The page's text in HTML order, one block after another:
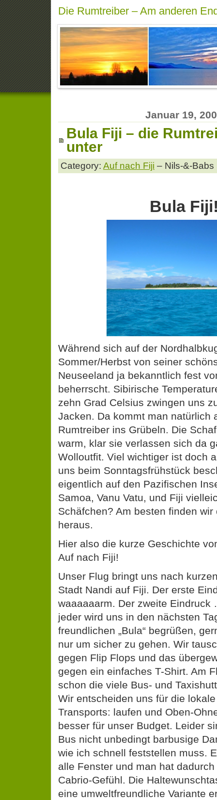
Die Rumtreiber – Am anderen
Januar 19,
Bula Fiji – die
unter
Category: Auf nach Fiji – Nils-&-Babs
Bula
Während sich auf der
Sommer/Herbst von seiner
Neuseeland ja bekanntlich fest
beherrscht. Sibirische
zehn Grad Celsius zwingen uns
Jacken. Da kommt man natürlich
Rumtreiber ins Grübeln. Die
warm, klar sie verlassen sich da
Wolloutfit. Viel wichtiger ist doch
uns beim Sonntagsfrühstück
eigentlich auf den Pazifischen
Samoa, Vanu Vatu, und Fiji
Schäfchen? Am besten finden
heraus.
Hier also die kurze Geschichte
Auf nach Fiji!
Unser Flug bringt uns nach
Stadt Nandi auf Fiji. Der erste
waaaaaarm. Der zweite
jeder wird uns in den nächsten
freundlichen „Bula“ begrüßen,
nur um sicher zu gehen. Wir
gegen Flip Flops und das
gegen ein einfaches T-Shirt. Am
schon die viele Bus- und
Wir entscheiden uns für die
Transports: laufen und Oben-
besser für unser Budget. Leider
Bus nicht unbedingt barbusige
wie ich schnell feststellen muss.
alle Fenster und man hat
Cabrio-Gefühl. Die
eine umweltfreundliche Variante